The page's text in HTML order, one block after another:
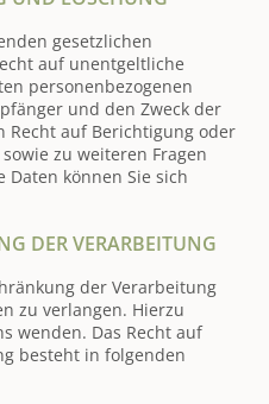
gesetzlichen
auf unentgeltliche
personenbezogenen
und den Zweck der
Recht auf Berichtigung oder
zu weiteren Fragen
Daten können Sie sich
DER VERARBEITUNG
der Verarbeitung
zu verlangen. Hierzu
wenden. Das Recht auf
besteht in folgenden